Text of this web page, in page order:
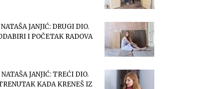
NATAŠA JANJIĆ: DRUGI DIO.
I POČETAK RADOVA
NATAŠA JANJIĆ: TREĆI DIO.
KADA KRENEŠ IZ